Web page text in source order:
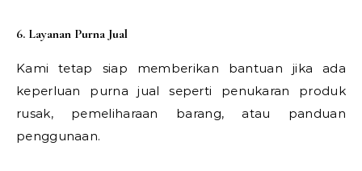
6. Layanan Purna Jual
Kami tetap siap memberikan bantuan jika ada
keperluan purna jual seperti penukaran produk
rusak, pemeliharaan barang, atau panduan
penggunaan.